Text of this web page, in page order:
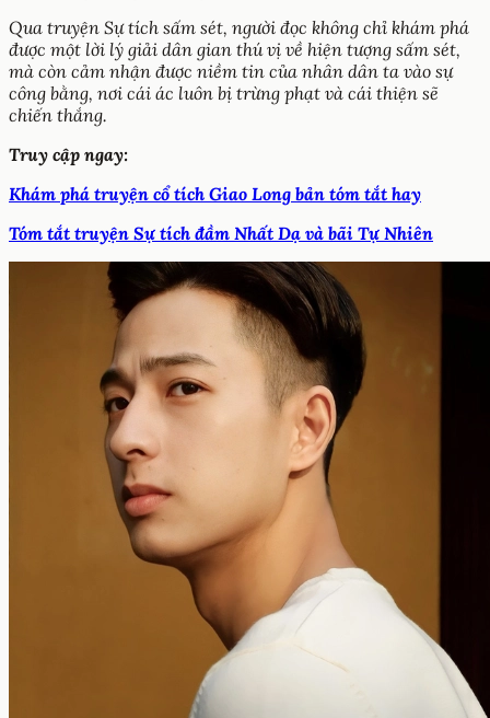
Qua truyện Sự tích sấm sét, người đọc không chỉ khám phá
được một lời lý giải dân gian thú vị về hiện tượng sấm sét,
mà còn cảm nhận được niềm tin của nhân dân ta vào sự
công bằng, nơi cái ác luôn bị trừng phạt và cái thiện sẽ
chiến thắng.
Truy cập ngay:
Khám phá truyện cổ tích Giao Long bản tóm tắt hay
Tóm tắt truyện Sự tích đầm Nhất Dạ và bãi Tự Nhiên